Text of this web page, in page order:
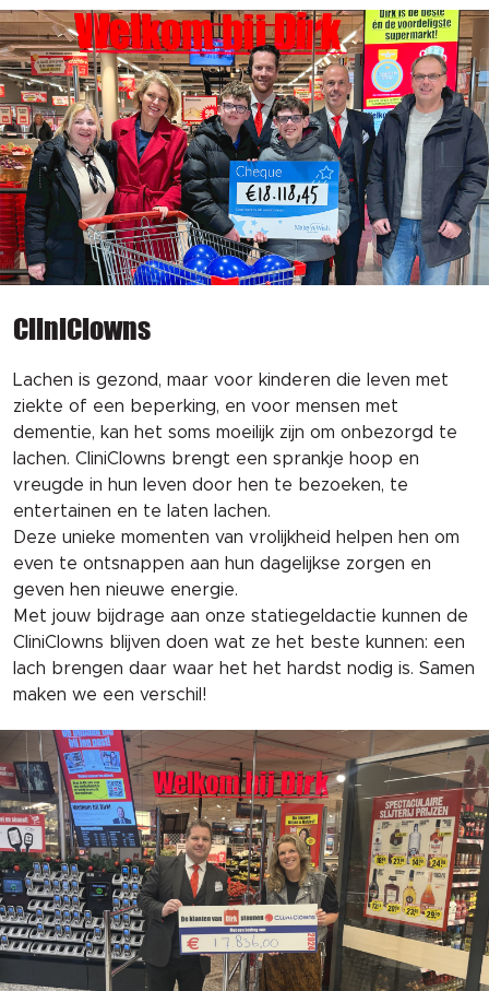
CliniClowns
Lachen is gezond, maar voor kinderen die leven met
ziekte of een beperking, en voor mensen met
dementie, kan het soms moeilijk zijn om onbezorgd te
lachen. CliniClowns brengt een sprankje hoop en
vreugde in hun leven door hen te bezoeken, te
entertainen en te laten lachen.
Deze unieke momenten van vrolijkheid helpen hen om
even te ontsnappen aan hun dagelijkse zorgen en
geven hen nieuwe energie.
Met jouw bijdrage aan onze statiegeldactie kunnen de
CliniClowns blijven doen wat ze het beste kunnen: een
lach brengen daar waar het het hardst nodig is. Samen
maken we een verschil!